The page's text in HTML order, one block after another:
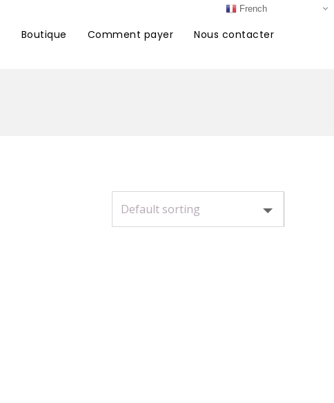
Boutique Comment payer Nous contacter
French